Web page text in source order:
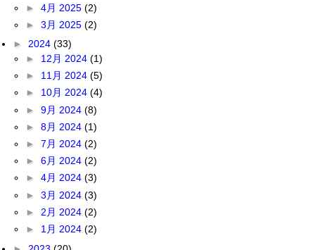
► 4月 2025 (2)
► 3月 2025 (2)
► 2024 (33)
► 12月 2024 (1)
► 11月 2024 (5)
► 10月 2024 (4)
► 9月 2024 (8)
► 8月 2024 (1)
► 7月 2024 (2)
► 6月 2024 (2)
► 4月 2024 (3)
► 3月 2024 (3)
► 2月 2024 (2)
► 1月 2024 (2)